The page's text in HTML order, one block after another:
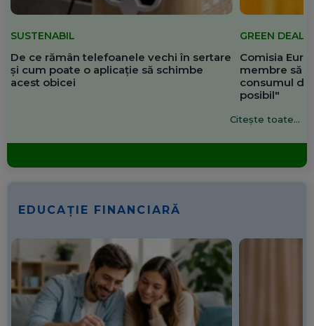
SUSTENABIL
De ce rămân telefoanele vechi în sertare
și cum poate o aplicație să schimbe
acest obicei
GREEN DEAL
Comisia
membre să
consumul de
posibil"
Citește toate...
EDUCAȚIE FINANCIARĂ